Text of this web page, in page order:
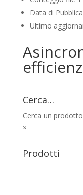
Data di
Ultimo
Cerca…
Cerca un
×
Prodotti